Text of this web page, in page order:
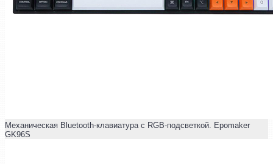
Механическая Bluetooth-клавиатура с RGB-подсветкой. Epomaker
GK96S